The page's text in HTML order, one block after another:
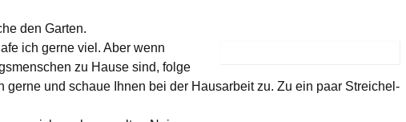
den Garten.
ich gerne viel. Aber wenn
zu Hause sind, folge
gerne und schaue Ihnen bei der Hausarbeit zu. Zu ein paar Streichel-